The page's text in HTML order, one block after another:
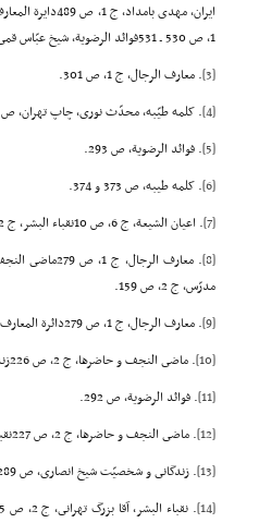
1، ص 530 ـ 531فوائد الرضویة، شیخ عبّاس قمى، ص 293 ـ 294.
[3] . معارف الرجال، ج 1، ص 301.
[4] . کلمه طیّبه، محدّث نورى، چاپ تهران، ص 373 ـ 375فوائدالرضویة، 293 و 294.
[5] . فوائد الرضویة، ص 293.
[6] . کلمه طیبه، ص 373 و 374.
[7] . اعیان الشیعة، ج 6، ص 10نقباء البشر، ج 2، ص 573.
[8]
مدرّس، ج 2، ص 159.
[9] . معارف الرجال، ج 1، ص 279دائرة المعارف تشیّع، ج 7، ص 286 و 251فوائد الرضویة، ص 374زندگانى و شخصیّت شیخ انصارى، ص 211.
[10]
. ماضى النجف و حاضرها، ج 2، ص 226زندگانى و شخصیّت شیخ انصارى، ص 259.
[11]
. فوائد الرضویة، ص 292.
[12]
. ماضى النجف و حاضرها، ج 2، ص 227نقباء البشر، ج 2، ص 573زندگانى و شخصیّت شیخ انصارى، ص 288ـ 289.
[13]
. زندگانى و شخصیّت شیخ انصارى، ص 289نقباء البشر، ج 2، ص 575.
[14]